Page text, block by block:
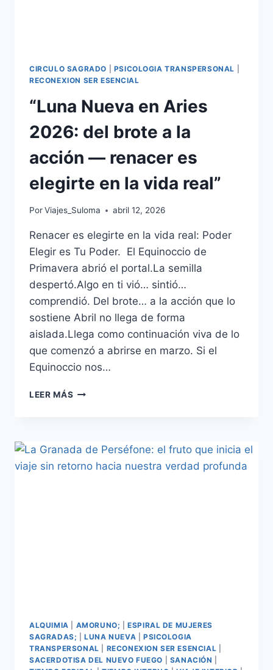
CIRCULO SAGRADO PSICOLOGIA TRANSPERSONAL
RECONEXION SER ESENCIAL
“Luna Nueva en Aries
2026: del brote a la
acción — renacer es
elegirte en la vida real”
PorViajes_Suloma abril 12, 2026
Renacer es elegirte en la vida real: Poder
Elegir es Tu Poder. El Equinoccio de
Primavera abrió el portal.La semilla
despertó.Algo en ti vió… sintió…
comprendió. Del brote… a la acción que lo
sostiene Abril no llega de forma
aislada.Llega como continuación viva de lo
que comenzó a abrirse en marzo. Si el
Equinoccio nos…
LEER MÁS
ALQUIMIA AMORUNO; |ESPIRAL DE MUJERES
SAGRADAS; |LUNA NUEVA
PSICOLOGIA
TRANSPERSONAL
RECONEXION SER ESENCIAL
SACERDOTISA DEL NUEVO FUEGO
SANACIÓN